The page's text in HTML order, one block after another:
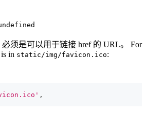
须是可以用于链接 href 的 URL。 For
in static/img/favicon.ico:
,